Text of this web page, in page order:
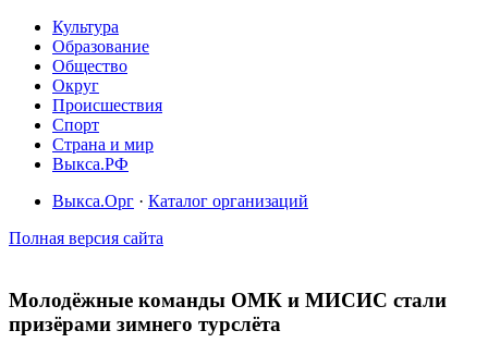
Культура
Образование
Общество
Округ
Происшествия
Спорт
Страна и мир
Выкса.РФ
Выкса.Орг · Каталог организаций
Полная версия сайта
Молодёжные команды ОМК и МИСИС стали
призёрами зимнего турслёта